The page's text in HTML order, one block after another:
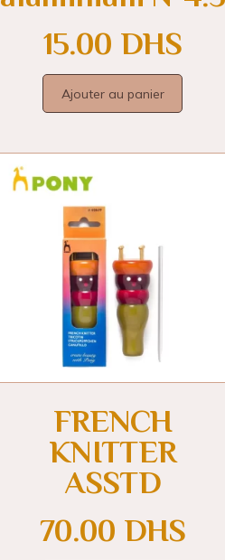
15.00 DHS
Ajouter au panier
FRENCH
KNITTER
ASSTD
70.00 DHS